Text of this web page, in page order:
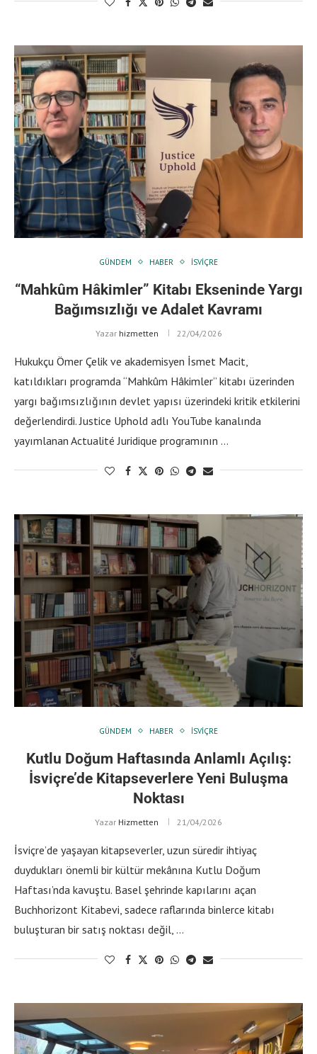
GÜNDEM HABER İSVIÇRE
“Mahkûm Hâkimler” Kitabı Ekseninde Yargı
Bağımsızlığı ve Adalet Kavramı
Yazar hizmetten 22/04/2026
Hukukçu Ömer Çelik ve akademisyen İsmet Macit,
katıldıkları programda “Mahkûm Hâkimler” kitabı üzerinden
yargı bağımsızlığının devlet yapısı üzerindeki kritik etkilerini
değerlendirdi. Justice Uphold adlı YouTube kanalında
yayımlanan Actualité Juridique programının …
GÜNDEM HABER İSVIÇRE
Kutlu Doğum Haftasında Anlamlı Açılış:
İsviçre’de Kitapseverlere Yeni Buluşma
Noktası
Yazar Hizmetten 21/04/2026
İsviçre’de yaşayan kitapseverler, uzun süredir ihtiyaç
duydukları önemli bir kültür mekânına Kutlu Doğum
Haftası’nda kavuştu. Basel şehrinde kapılarını açan
Buchhorizont Kitabevi, sadece raflarında binlerce kitabı
buluşturan bir satış noktası değil, …